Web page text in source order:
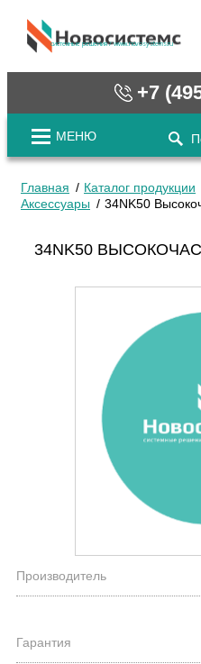
cистемные решения / www.novosystems.ru
+7
МЕНЮ
Главная Каталог продукции
Аксессуары
34NK50
34NK50
Производитель
Гарантия